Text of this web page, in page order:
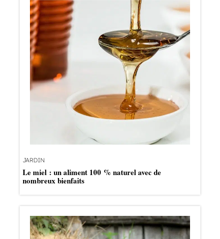
JARDIN
Le miel : un aliment 100 % naturel avec de
nombreux bienfaits